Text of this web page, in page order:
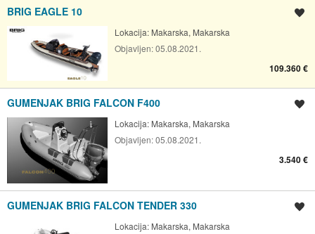
BRIG EAGLE 10
Lokacija: Makarska, Makarska
Objavljen:05.08.2021.
109.360 €
GUMENJAK BRIG FALCON F400
Lokacija: Makarska, Makarska
Objavljen:05.08.2021.
3.540 €
GUMENJAK BRIG FALCON TENDER 330
Lokacija: Makarska, Makarska